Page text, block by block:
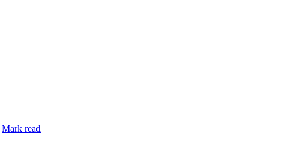
Mark read